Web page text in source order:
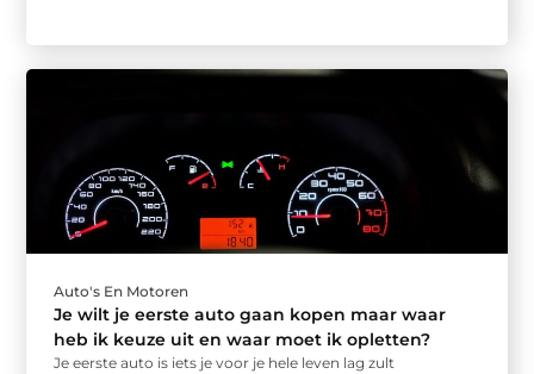
Auto's En Motoren
Je wilt je eerste auto gaan kopen maar waar
heb ik keuze uit en waar moet ik opletten?
Je eerste auto is iets je voor je hele leven lag zult